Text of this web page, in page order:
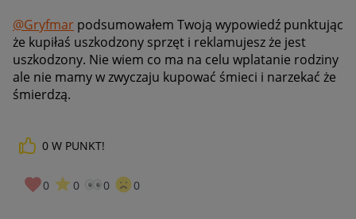
@Gryfmar podsumowałem Twoją wypowiedź punktując
że kupiłaś uszkodzony sprzęt i reklamujesz że jest
uszkodzony. Nie wiem co ma na celu wplatanie rodziny
ale nie mamy w zwyczaju kupować śmieci i narzekać że
śmierdzą.
0 W PUNKT!
0 0 0 0